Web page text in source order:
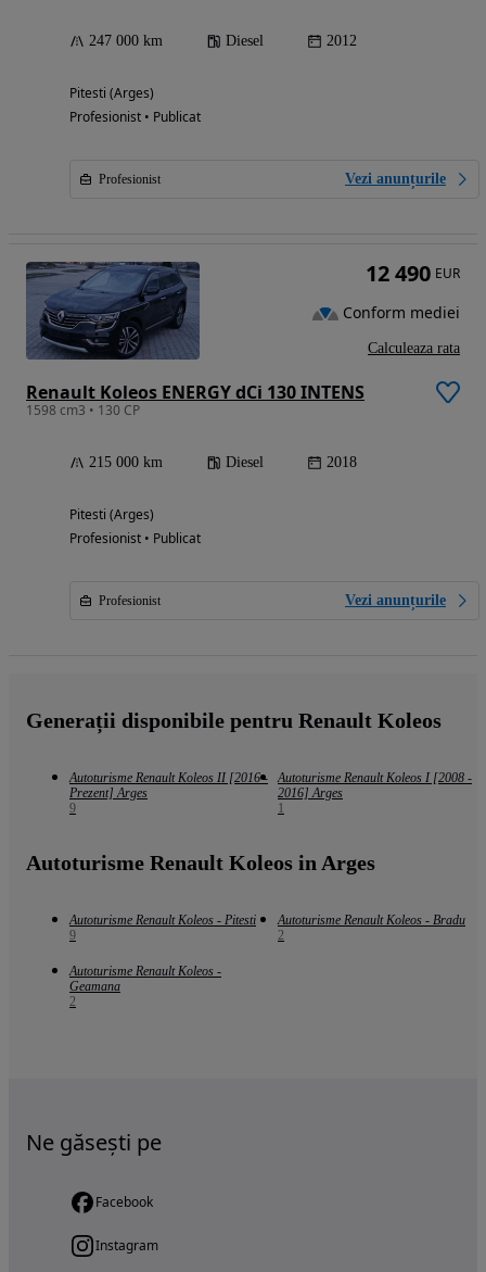
247 000 km Diesel 2012
Pitesti (Arges)
Profesionist • Publicat
Profesionist Vezi anunțurile
Renault Koleos ENERGY dCi 130 INTENS
1598 cm3 • 130 CP
215 000 km Diesel 2018
Pitesti (Arges)
Profesionist • Publicat
Profesionist Vezi anunțurile
12 490 EUR
Conform mediei
Calculeaza rata
Generații disponibile pentru Renault Koleos
Autoturisme Renault Koleos II [2016 -
Prezent] Arges
9
Autoturisme Renault Koleos I [2008 -
2016] Arges
1
Autoturisme Renault Koleos in Arges
Autoturisme Renault Koleos - Pitesti
9
Autoturisme Renault Koleos - Bradu
2
Autoturisme Renault Koleos -
Geamana
2
Ne găsești pe
Facebook
Instagram